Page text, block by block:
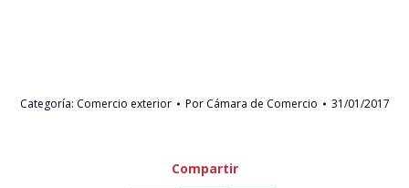
Categoría: Comercio exterior Por Cámara de Comercio 31/01/2017
Compartir